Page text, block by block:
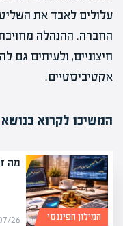
עלולים לאבד את
החברה. ההנהלה
חיצוניים, ולעיתים
אקטיביסטיים.
המשיכו לקרוא בנושא
מה
21/07/26 | המילון הפיננסי